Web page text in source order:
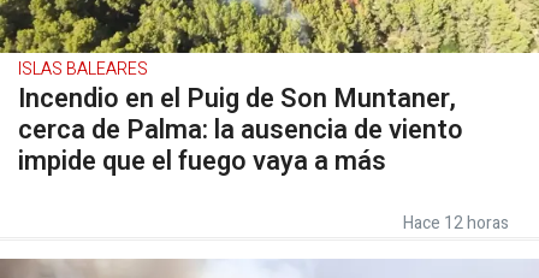
ISLAS BALEARES
Incendio en el Puig de Son Muntaner,
cerca de Palma: la ausencia de viento
impide que el fuego vaya a más
Hace 12 horas